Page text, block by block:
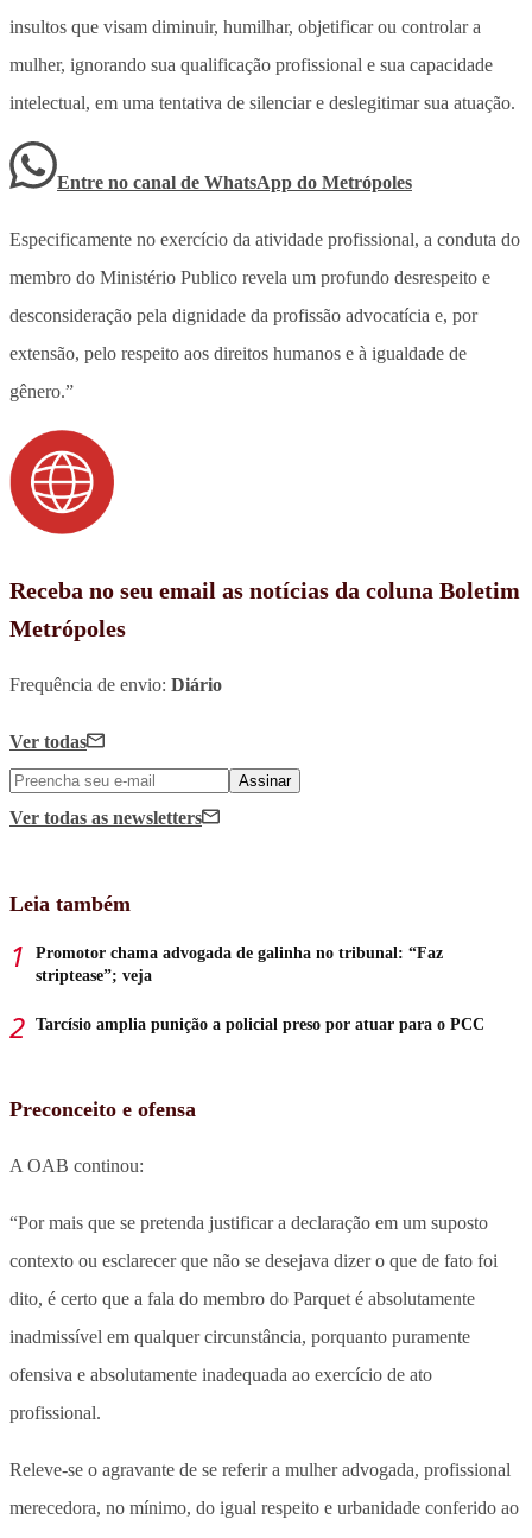
insultos que visam diminuir, humilhar, objetificar ou controlar a
mulher, ignorando sua qualificação profissional e sua capacidade
intelectual, em uma tentativa de silenciar e deslegitimar sua atuação.
Entre no canal de WhatsApp do Metrópoles
Especificamente no exercício da atividade profissional, a conduta do
membro do Ministério Publico revela um profundo desrespeito e
desconsideração pela dignidade da profissão advocatícia e, por
extensão, pelo respeito aos direitos humanos e à igualdade de
gênero.”
Receba no seu email as notícias da coluna Boletim
Metrópoles
Frequência de envio: Diário
Ver todas
Assinar
Ver todas as newsletters
Leia também
Promotor chama advogada de galinha no tribunal: “Faz
striptease”; veja
Tarcísio amplia punição a policial preso por atuar para o PCC
Preconceito e ofensa
A OAB continou:
“Por mais que se pretenda justificar a declaração em um suposto
contexto ou esclarecer que não se desejava dizer o que de fato foi
dito, é certo que a fala do membro do Parquet é absolutamente
inadmissível em qualquer circunstância, porquanto puramente
ofensiva e absolutamente inadequada ao exercício de ato
profissional.
Releve-se o agravante de se referir a mulher advogada, profissional
merecedora, no mínimo, do igual respeito e urbanidade conferido ao